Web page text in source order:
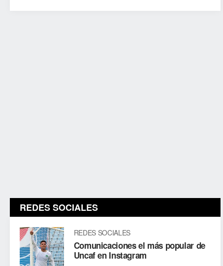
REDES SOCIALES
REDES SOCIALES
Comunicaciones el más popular de
Uncaf en Instagram